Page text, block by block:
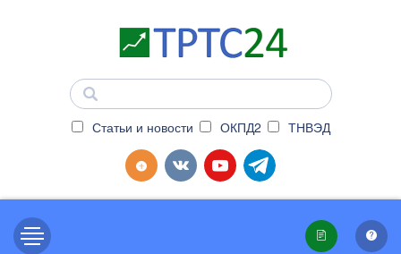
Статьи и новости ОКПД2 ТНВЭД